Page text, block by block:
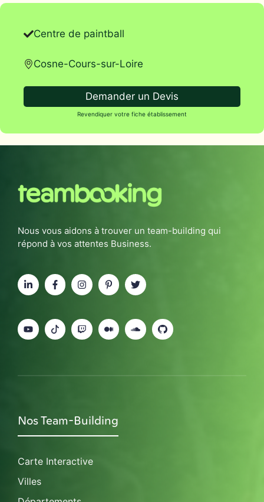
Centre de paintball
Cosne-Cours-sur-Loire
Demander un Devis
Revendiquer votre fiche établissement
Nous vous aidons à trouver un team-building qui
répond à vos attentes Business.
Nos Team-Building
Carte Interactive
Villes